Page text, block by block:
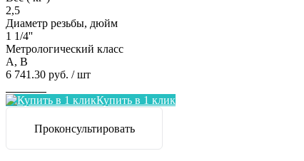
2,5
Диаметр резьбы, дюйм
1 1/4''
Метрологический класс
A, B
6 741.30 руб. / шт
Купить в 1 клик
Проконсультировать